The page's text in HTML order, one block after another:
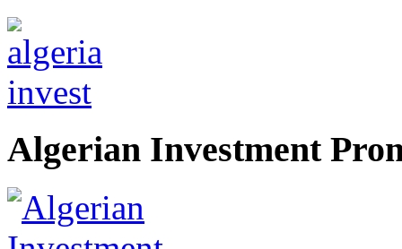
Algerian Investment